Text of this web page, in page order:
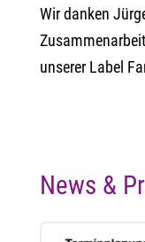
Wir danken
unserer Label
News &